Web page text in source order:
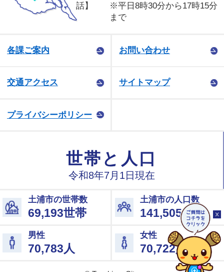
話】
※平日8時30分から17時15分
まで
各課ご案内 お問い合わせ
交通アクセス サイトマップ
プライバシーポリシー